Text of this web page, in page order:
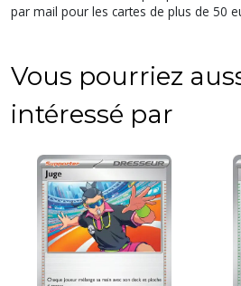
par mail pour les cartes de plus de 50
Vous pourriez
intéressé par